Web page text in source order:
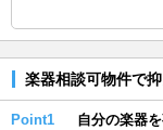
楽器相談可物件で
Point1 自分の楽器